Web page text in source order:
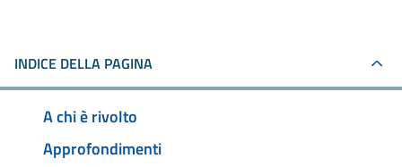
INDICE DELLA PAGINA
A chi è rivolto
Approfondimenti